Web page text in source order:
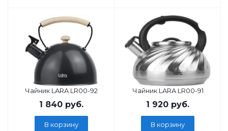
Чайник LARA LR00-92
1 840 руб.
В корзину
Чайник LARA LR00-91
1 920 руб.
В корзину